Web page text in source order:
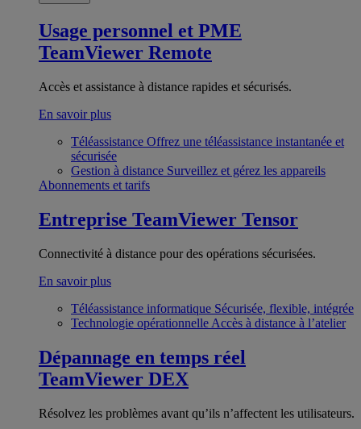
Usage personnel et PME
TeamViewer Remote
Accès et assistance à distance rapides et sécurisés.
En savoir plus
Téléassistance Offrez une téléassistance instantanée et
sécurisée
Gestion à distance Surveillez et gérez les appareils
Abonnements et tarifs
Entreprise TeamViewer Tensor
Connectivité à distance pour des opérations sécurisées.
En savoir plus
Téléassistance informatique Sécurisée, flexible, intégrée
Technologie opérationnelle Accès à distance à l’atelier
Dépannage en temps réel
TeamViewer DEX
Résolvez les problèmes avant qu’ils n’affectent les utilisateurs.